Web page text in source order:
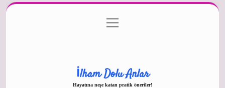
Gizlilik Politikası
menüyü
aç
İlham Dolu Anlar
Hayatına neşe katan pratik öneriler!